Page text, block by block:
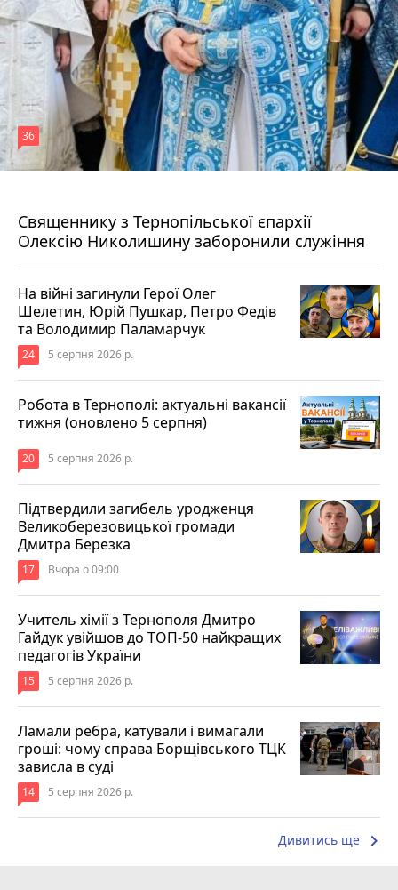
Священнику з Тернопільської єпархії
Олексію Николишину заборонили служіння
36
На війні загинули Герої Олег
Шелетин, Юрій Пушкар, Петро Федів
та Володимир Паламарчук
24 5 серпня 2026 р.
Робота в Тернополі: актуальні вакансії
тижня (оновлено 5 серпня)
20 5 серпня 2026 р.
Підтвердили загибель уродженця
Великоберезовицької громади
Дмитра Березка
17 Вчора о 09:00
Учитель хімії з Тернополя Дмитро
Гайдук увійшов до ТОП-50 найкращих
педагогів України
15 5 серпня 2026 р.
Ламали ребра, катували і вимагали
гроші: чому справа Борщівського ТЦК
зависла в суді
14 5 серпня 2026 р.
Дивитись ще keyboard_arrow_right